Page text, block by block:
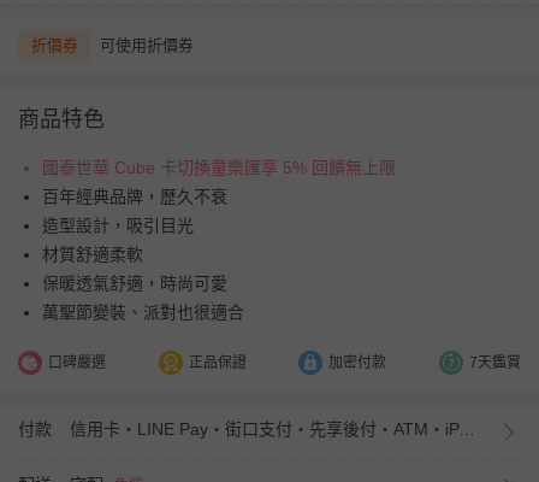
折價券 可使用折價券
商品特色
國泰世華 Cube 卡切換童樂匯享 5% 回饋無上限
百年經典品牌，歷久不衰
造型設計，吸引目光
材質舒適柔軟
保暖透氣舒適，時尚可愛
萬聖節變裝、派對也很適合
口碑嚴選 正品保證 加密付款 7天鑑賞
付款 信用卡・LINE Pay・街口支付・先享後付・ATM・iPASS MONEY